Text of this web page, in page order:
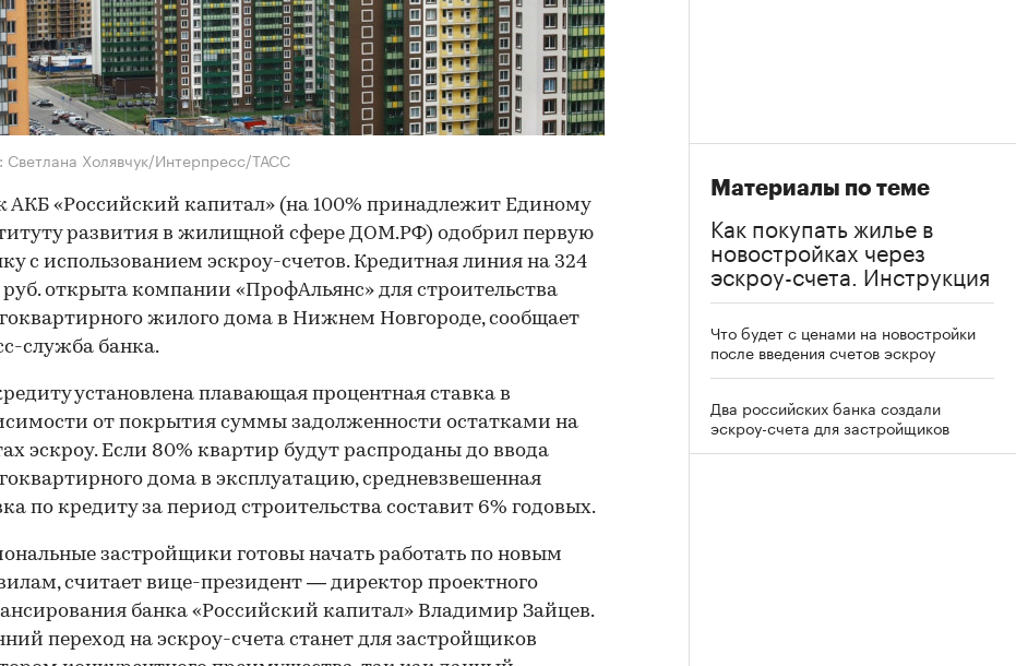
Светлана Холявчук/Интерпресс/ТАСС
АКБ «Российский капитал» (на 100% принадлежит Единому
развития в жилищной сфере ДОМ.РФ) одобрил первую
с использованием эскроу-счетов. Кредитная линия на 324
открыта компании «ПрофАльянс» для строительства
жилого дома в Нижнем Новгороде, сообщает
служба банка.
установлена плавающая процентная ставка в
от покрытия суммы задолженности остатками на
эскроу. Если 80% квартир будут распроданы до ввода
дома в эксплуатацию, средневзвешенная
по кредиту за период строительства составит 6% годовых.
застройщики готовы начать работать по новым
считает вице-президент — директор проектного
банка «Российский капитал» Владимир Зайцев.
переход на эскроу-счета станет для застройщиков
Материалы по теме
Как покупать жилье в
новостройках через
эскроу-счета. Инструкция
Что будет с ценами на новостройки
после введения счетов эскроу
Два российских банка создали
эскроу-счета для застройщиков